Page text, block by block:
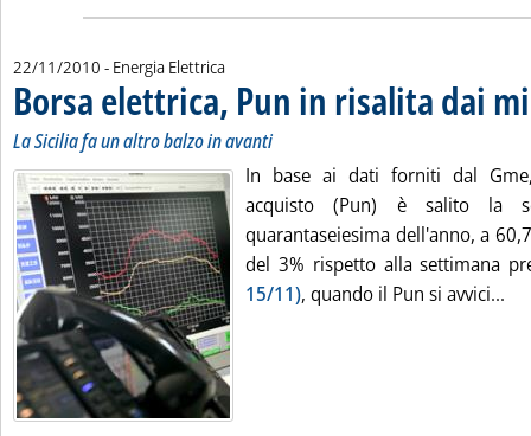
22/11/2010 - Energia Elettrica
Borsa elettrica, Pun in risalita dai
La Sicilia fa un altro balzo in avanti
In base ai dati forniti dal
acquisto (Pun) è salito la
quarantaseiesima dell'anno, a
del 3% rispetto alla settimana
15/11), quando il Pun si avvici...